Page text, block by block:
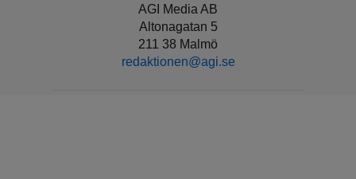
AGI Media AB
Altonagatan 5
211 38 Malmö
redaktionen@agi.se